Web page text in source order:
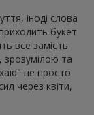
іноді слова
букет
все замість
зрозумілою та
не просто
через квіти,